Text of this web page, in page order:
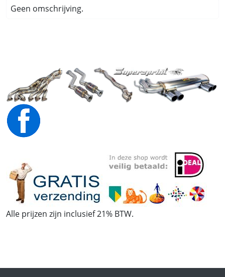
Geen omschrijving.
Alle prijzen zijn inclusief 21% BTW.